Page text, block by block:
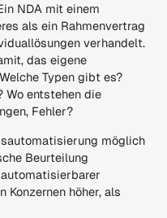
NDA mit einem
als ein Rahmenvertrag
verhandelt.
das eigene
Typen gibt es?
Wo entstehen die
Fehler?
möglich
Beurteilung
höher, als